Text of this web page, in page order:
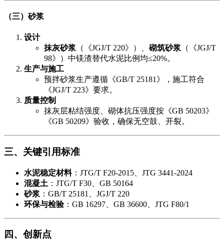
​（三）砂浆
设计
抹灰砂浆 ​（《JGJ/T 220》）、 砌筑砂浆 ​（《JGJ/T
98》）中镁渣替代水泥比例均≤20%。
生产与施工
预拌砂浆生产遵循《GB/T 25181》，施工符合
《JGJ/T 223》要求。
质量控制
抹灰层粘结强度、砌体抗压强度按《GB 50203》
《GB 50209》验收，确保无空鼓、开裂。
三、关键引用标准
水泥稳定材料​：JTG/T F20-2015、JTG 3441-2024
混凝土 ​：JTG/T F30、GB 50164
砂浆 ​：GB/T 25181、JGJ/T 220
环保与检验​：GB 16297、GB 36600、JTG F80/1
四、创新点